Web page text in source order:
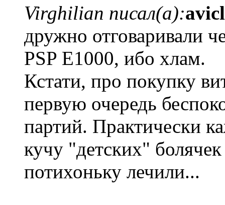
Virghilian писал(а):
дружно отговаривали
PSP E1000, ибо хлам.
Кстати, про покупку
первую очередь
партий. Практически
кучу "детских"
потихоньку лечили...